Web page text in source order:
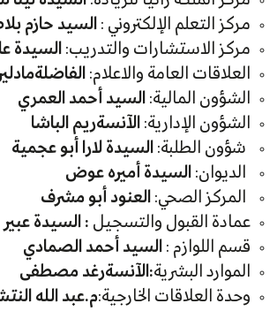
مركز التعلم الإلكتروني :السيد حازم
مركز الاستشارات والتدريب:السيدة
العلاقات العامة والاعلام:
الشؤون المالية:السيد أحمد العمري
الشؤون الإدارية:الآنسةريم الباشا
شؤون الطلبة:السيدة لارا أبو عجمية
الديوان:السيدة أميره عوض
المركز الصحي:العنود أبو مشرف
عمادة القبول والتسجيل : السيدة
قسم اللوازم :السيد أحمد الصمادي
الموارد البشرية:الآنسةرغد مصطفى
وحدة العلاقات الخارجية:م.عبد الله